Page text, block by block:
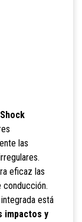
las
eficaz las
está
impactos y